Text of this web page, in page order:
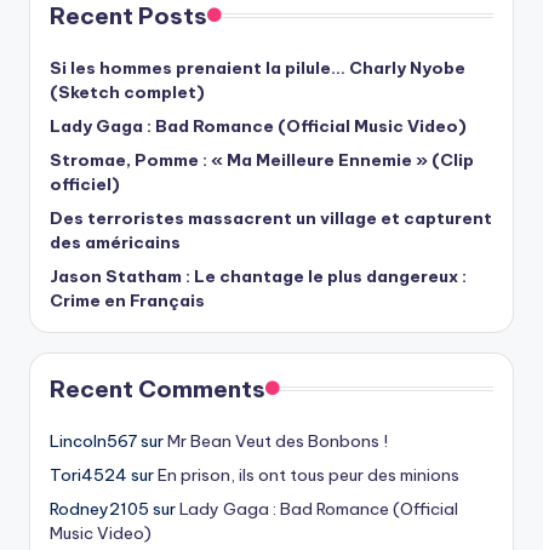
Recent Posts
Si les hommes prenaient la pilule… Charly Nyobe
(Sketch complet)
Lady Gaga : Bad Romance (Official Music Video)
Stromae, Pomme : « Ma Meilleure Ennemie » (Clip
officiel)
Des terroristes massacrent un village et capturent
des américains
Jason Statham : Le chantage le plus dangereux :
Crime en Français
Recent Comments
Lincoln567surMr Bean Veut des Bonbons !
Tori4524 surEn prison, ils ont tous peur des minions
Rodney2105 surLady Gaga : Bad Romance (Official
Music Video)